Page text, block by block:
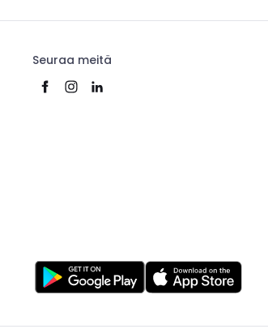
Seuraa meitä